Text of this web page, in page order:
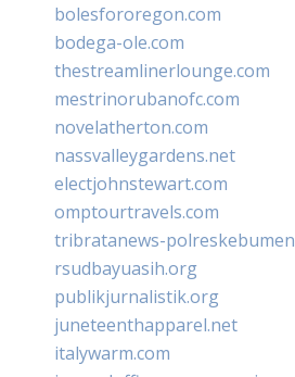
bolesfororegon.com
bodega-ole.com
thestreamlinerlounge.com
mestrinorubanofc.com
novelatherton.com
nassvalleygardens.net
electjohnstewart.com
omptourtravels.com
tribratanews-
rsudbayuasih.org
publikjurnalistik.org
juneteenthapparel.net
italywarm.com